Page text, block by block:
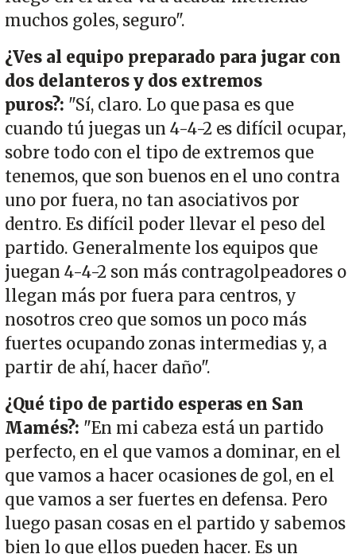
muchos goles, seguro".
¿Ves al equipo preparado para jugar con
dos delanteros y dos extremos
puros?: "Sí, claro. Lo que pasa es que
cuando tú juegas un 4-4-2 es difícil ocupar,
sobre todo con el tipo de extremos que
tenemos, que son buenos en el uno contra
uno por fuera, no tan asociativos por
dentro. Es difícil poder llevar el peso del
partido. Generalmente los equipos que
juegan 4-4-2 son más contragolpeadores o
llegan más por fuera para centros, y
nosotros creo que somos un poco más
fuertes ocupando zonas intermedias y, a
partir de ahí, hacer daño".
¿Qué tipo de partido esperas en San
Mamés?: "En mi cabeza está un partido
perfecto, en el que vamos a dominar, en el
que vamos a hacer ocasiones de gol, en el
que vamos a ser fuertes en defensa. Pero
luego pasan cosas en el partido y sabemos
bien lo que ellos pueden hacer. Es un